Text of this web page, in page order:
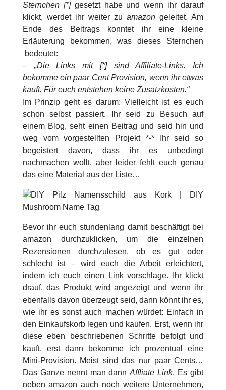
Sternchen [*]gesetzt habe und wenn ihr darauf
klickt, werdet ihr weiter zuamazon geleitet. Am
Ende des Beitrags konntet ihr eine kleine
Erläuterung bekommen, was dieses Sternchen
bedeutet:
– „Die Links mit [*] sind Affiliate-Links. Ich
bekomme ein paar Cent Provision, wenn ihr etwas
kauft. Für euch entstehen keine Zusatzkosten.“
Im Prinzip geht es darum: Vielleicht ist es euch
schon selbst passiert. Ihr seid zu Besuch auf
einem Blog, seht einen Beitrag und seid hin und
weg vom vorgestellten Projekt *-* Ihr seid so
begeistert davon, dass ihr es unbedingt
nachmachen wollt, aber leider fehlt euch genau
das eine Material aus der Liste…
Bevor ihr euch stundenlang damit beschäftigt bei
amazon durchzuklicken, um die einzelnen
Rezensionen durchzulesen, ob es gut oder
schlecht ist – wird euch die Arbeit erleichtert,
indem ich euch einen Link vorschlage. Ihr klickt
drauf, das Produkt wird angezeigt und wenn ihr
ebenfalls davon überzeugt seid, dann könnt ihr es,
wie ihr es sonst auch machen würdet: Einfach in
den Einkaufskorb legen und kaufen. Erst, wenn ihr
diese eben beschriebenen Schritte befolgt und
kauft, erst dann bekomme ich prozentual eine
Mini-Provision. Meist sind das nur paar Cents…
Das Ganze nennt man dannAffliate Link. Es gibt
neben amazon auch noch weitere Unternehmen,